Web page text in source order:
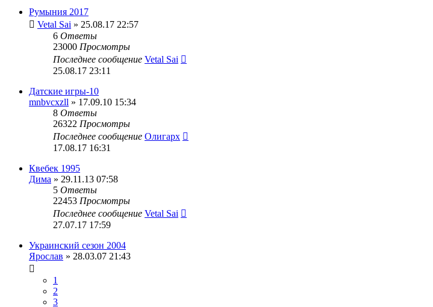
Румыния 2017
Vetal Sai » 25.08.17 22:57
6 Ответы
23000 Просмотры
Последнее сообщение Vetal Sai
25.08.17 23:11
Датские игры-10
mnbvcxzll » 17.09.10 15:34
8 Ответы
26322 Просмотры
Последнее сообщение Олигарх
17.08.17 16:31
Квебек 1995
Дима » 29.11.13 07:58
5 Ответы
22453 Просмотры
Последнее сообщение Vetal Sai
27.07.17 17:59
Украинский сезон 2004
Ярослав » 28.03.07 21:43
1
2
3